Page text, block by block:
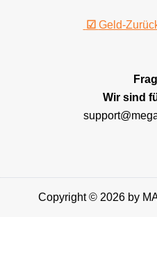
☑ Geld-
Wir sind
Copyright © 2026 by